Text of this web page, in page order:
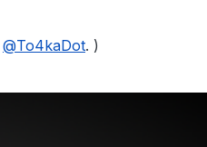
@To4kaDot. )